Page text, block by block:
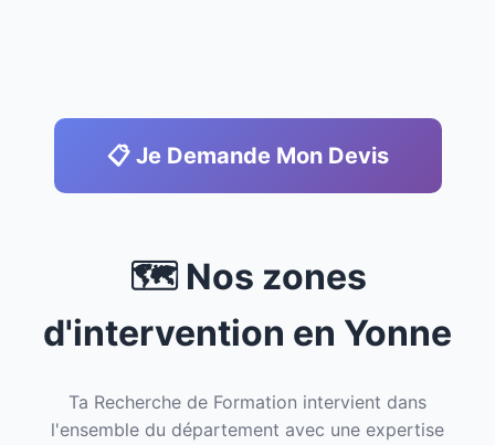
📋 Je Demande Mon Devis
🗺️ Nos zones
d'intervention en Yonne
Ta Recherche de Formation intervient dans
l'ensemble du département avec une expertise